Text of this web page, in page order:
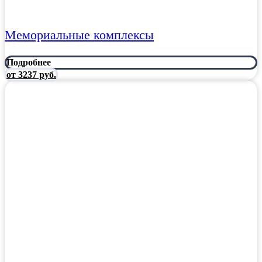
Мемориальные комплексы
Подробнее
от 3237 руб.